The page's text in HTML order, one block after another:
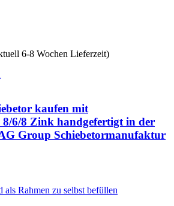
6-8 Wochen Lieferzeit)
kaufen mit
8/6/8 Zink handgefertigt in der
Group Schiebetormanufaktur